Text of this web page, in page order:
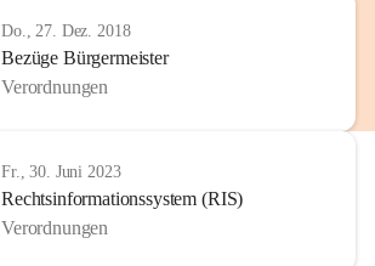
Do., 27. Dez. 2018
Bezüge Bürgermeister
Verordnungen
Fr., 30. Juni 2023
Rechtsinformationssystem (RIS)
Verordnungen